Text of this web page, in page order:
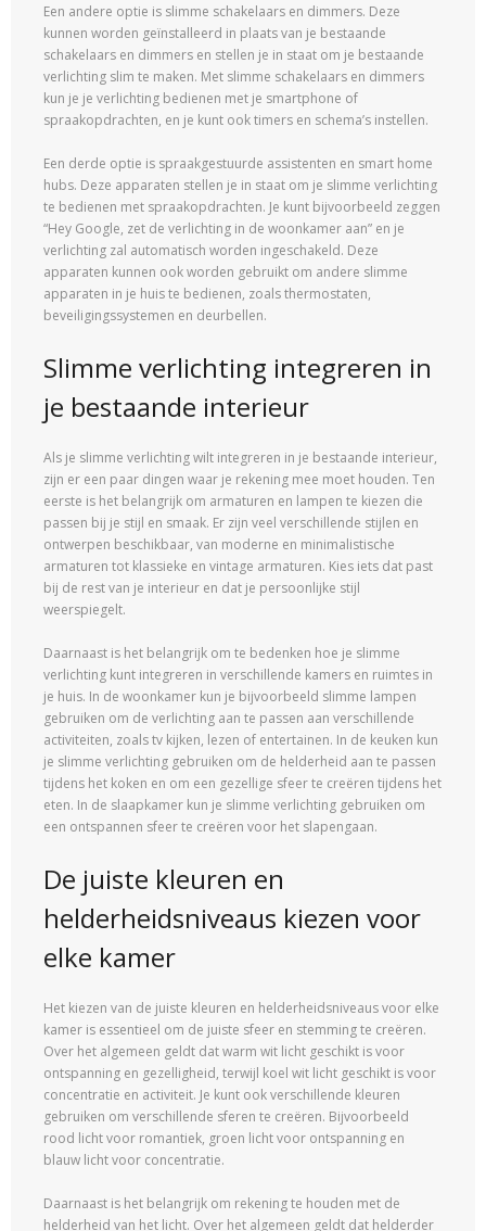
Een andere optie is slimme schakelaars en dimmers. Deze
kunnen worden geïnstalleerd in plaats van je bestaande
schakelaars en dimmers en stellen je in staat om je bestaande
verlichting slim te maken. Met slimme schakelaars en dimmers
kun je je verlichting bedienen met je smartphone of
spraakopdrachten, en je kunt ook timers en schema’s instellen.
Een derde optie is spraakgestuurde assistenten en smart home
hubs. Deze apparaten stellen je in staat om je slimme verlichting
te bedienen met spraakopdrachten. Je kunt bijvoorbeeld zeggen
“Hey Google, zet de verlichting in de woonkamer aan” en je
verlichting zal automatisch worden ingeschakeld. Deze
apparaten kunnen ook worden gebruikt om andere slimme
apparaten in je huis te bedienen, zoals thermostaten,
beveiligingssystemen en deurbellen.
Slimme verlichting integreren in
je bestaande interieur
Als je slimme verlichting wilt integreren in je bestaande interieur,
zijn er een paar dingen waar je rekening mee moet houden. Ten
eerste is het belangrijk om armaturen en lampen te kiezen die
passen bij je stijl en smaak. Er zijn veel verschillende stijlen en
ontwerpen beschikbaar, van moderne en minimalistische
armaturen tot klassieke en vintage armaturen. Kies iets dat past
bij de rest van je interieur en dat je persoonlijke stijl
weerspiegelt.
Daarnaast is het belangrijk om te bedenken hoe je slimme
verlichting kunt integreren in verschillende kamers en ruimtes in
je huis. In de woonkamer kun je bijvoorbeeld slimme lampen
gebruiken om de verlichting aan te passen aan verschillende
activiteiten, zoals tv kijken, lezen of entertainen. In de keuken kun
je slimme verlichting gebruiken om de helderheid aan te passen
tijdens het koken en om een gezellige sfeer te creëren tijdens het
eten. In de slaapkamer kun je slimme verlichting gebruiken om
een ontspannen sfeer te creëren voor het slapengaan.
De juiste kleuren en
helderheidsniveaus kiezen voor
elke kamer
Het kiezen van de juiste kleuren en helderheidsniveaus voor elke
kamer is essentieel om de juiste sfeer en stemming te creëren.
Over het algemeen geldt dat warm wit licht geschikt is voor
ontspanning en gezelligheid, terwijl koel wit licht geschikt is voor
concentratie en activiteit. Je kunt ook verschillende kleuren
gebruiken om verschillende sferen te creëren. Bijvoorbeeld
rood licht voor romantiek, groen licht voor ontspanning en
blauw licht voor concentratie.
Daarnaast is het belangrijk om rekening te houden met de
helderheid van het licht. Over het algemeen geldt dat helderder